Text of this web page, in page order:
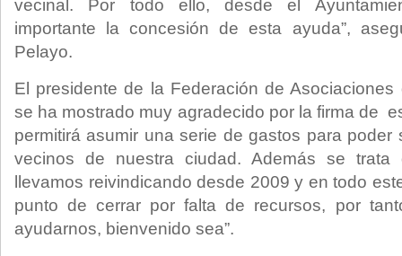
vecinal. Por todo ello, desde el
importante la concesión de esta ayuda”,
Pelayo.
El presidente de la Federación de Asociaciones
se ha mostrado muy agradecido por la firma de
permitirá asumir una serie de gastos para poder
vecinos de nuestra ciudad. Además se
llevamos reivindicando desde 2009 y en todo
punto de cerrar por falta de recursos, por
ayudarnos, bienvenido sea”.